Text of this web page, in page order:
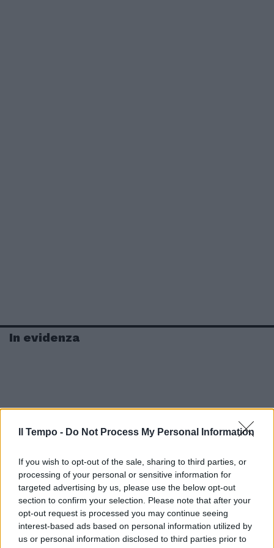
Il Tempo - Do Not Process My Personal Information
If you wish to opt-out of the sale, sharing to third parties, or
processing of your personal or sensitive information for
targeted advertising by us, please use the below opt-out
section to confirm your selection. Please note that after your
opt-out request is processed you may continue seeing
interest-based ads based on personal information utilized by
us or personal information disclosed to third parties prior to
In evidenza